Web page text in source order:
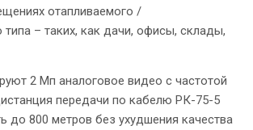
отапливаемого /
типа – таких, как дачи, офисы, склады,
2 Мп аналоговое видео с частотой
передачи по кабелю РК-75-5
до 800 метров без ухудшения качества